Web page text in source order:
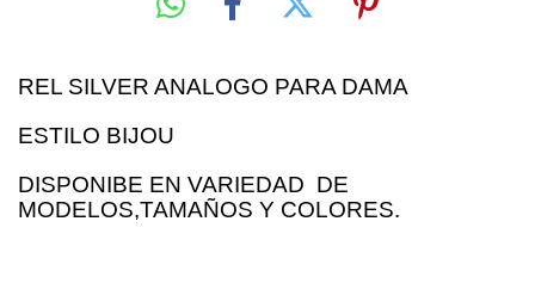
REL SILVER ANALOGO PARA DAMA
ESTILO BIJOU
DISPONIBE EN VARIEDAD DE
MODELOS,TAMAÑOS Y COLORES.